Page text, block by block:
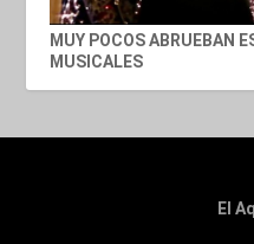
MUY POCOS ABRUEBAN
MUSICALES
El